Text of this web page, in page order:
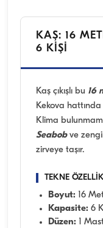
KAŞ: 16
6 KİŞİ
Kaş çıkışlı bu 16
Kekova
Klima
Seabobve
zirveye taşır.
TEKNE
Boyut: 16
Kapasite: 6
Düzen: 1